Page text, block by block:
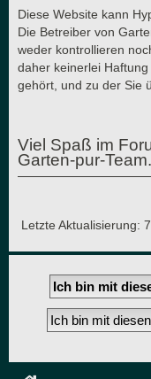
Diese Website kann
Die Betreiber von
weder kontrollieren
daher keinerlei
gehört, und zu der Sie
Viel Spaß im
Garten-pur-Team.
Letzte Aktualisierung: